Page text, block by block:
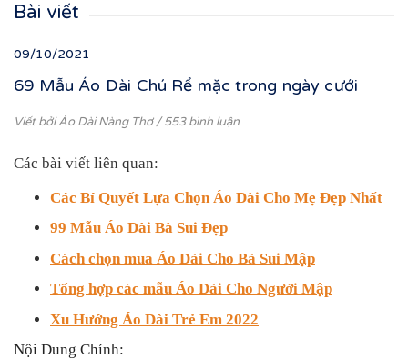
Bài viết
09/10/2021
69 Mẫu Áo Dài Chú Rể mặc trong ngày cưới
Viết bởiÁo Dài Nàng Thơ/ 553 bình luận
Các bài viết liên quan:
Các Bí Quyết Lựa Chọn Áo Dài Cho Mẹ Đẹp Nhất
99 Mẫu Áo Dài Bà Sui Đẹp
Cách chọn mua Áo Dài Cho Bà Sui Mập
Tổng hợp các mẫu Áo Dài Cho Người Mập
Xu Hướng Áo Dài Trẻ Em 2022
Nội Dung Chính: